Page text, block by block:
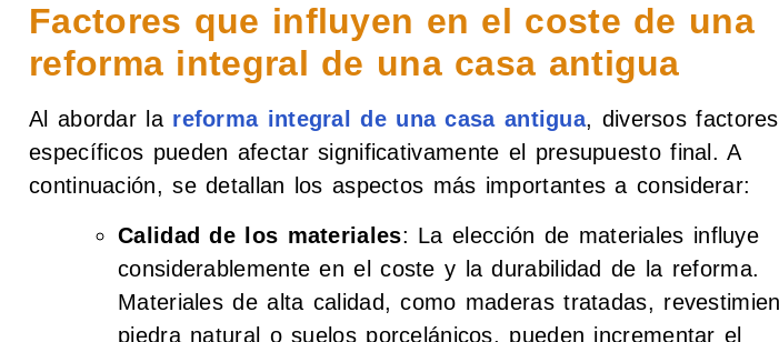
Factores que influyen en el coste de una
reforma integral de una casa antigua
Al abordar la reforma integral de una casa antigua, diversos factores
específicos pueden afectar significativamente el presupuesto final. A
continuación, se detallan los aspectos más importantes a considerar:
Calidad de los materiales: La elección de materiales influye
considerablemente en el coste y la durabilidad de la reforma.
Materiales de alta calidad, como maderas tratadas,
piedra natural o suelos porcelánicos, pueden incrementar el